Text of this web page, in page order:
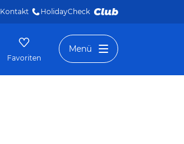
Kontakt HolidayCheck
Favoriten
Menü